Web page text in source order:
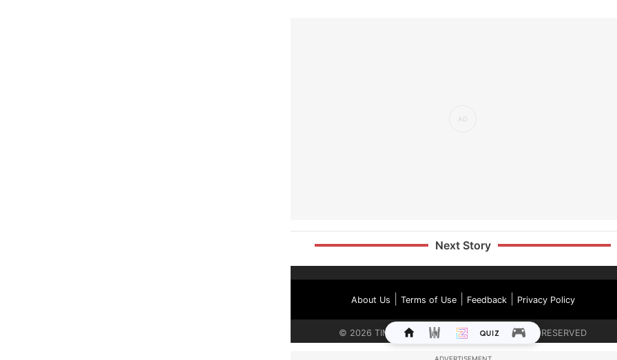
Next Story
About Us Terms of Use| Feedback| Privacy Policy
© 2026 TIMES INTERNET LIMITED. ALL RIGHTS RESERVED